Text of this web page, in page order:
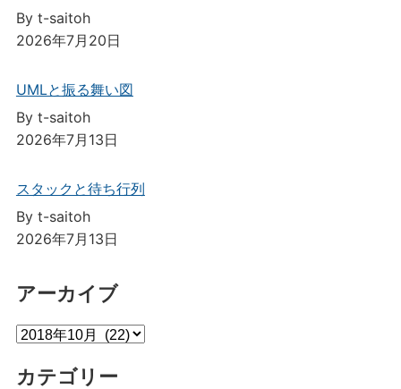
By t-saitoh
2026年7月20日
UMLと振る舞い図
By t-saitoh
2026年7月13日
スタックと待ち行列
By t-saitoh
2026年7月13日
アーカイブ
ア
カ
カテゴリー